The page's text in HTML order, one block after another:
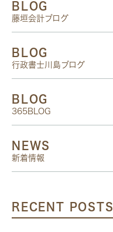
BLOG
藤垣会計ブログ
BLOG
行政書士川島ブログ
BLOG
365BLOG
NEWS
新着情報
RECENT POSTS